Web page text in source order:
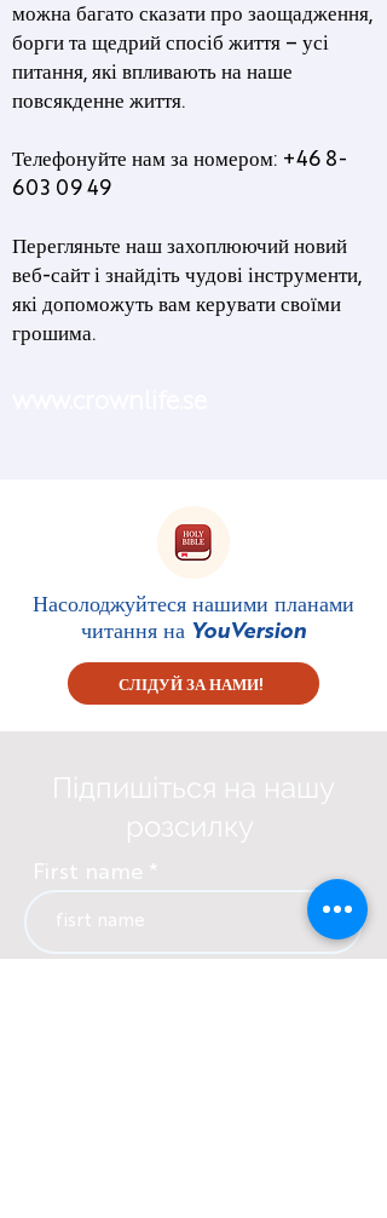
можна багато сказати про заощадження,
борги та щедрий спосіб життя – усі
питання, які впливають на наше
повсякденне життя.
Телефонуйте нам за номером: +46 8-
603 09 49
Перегляньте наш захоплюючий новий
веб-сайт і знайдіть чудові інструменти,
які допоможуть вам керувати своїми
грошима.
Насолоджуйтеся нашими планами
читання на YouVersion
СЛІДУЙ ЗА НАМИ!
Підпишіться на нашу
розсилку
First name